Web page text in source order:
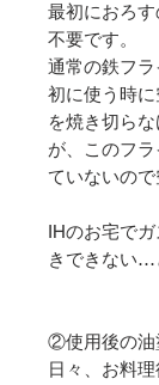
最初におろ
不要です。
通常の鉄フ
初に使う時
を焼き切ら
が、このフ
ていないの
IHのお宅で
きできない…
②使用後の油
日々、お料理